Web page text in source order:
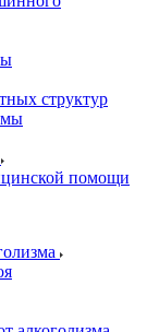
структур
помощи